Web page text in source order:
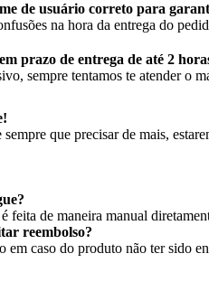
de usuário correto para
na hora da entrega do
prazo de entrega de até 2
sempre tentamos te atender o
que precisar de mais,
feita de maneira manual
reembolso?
em caso do produto não ter sido